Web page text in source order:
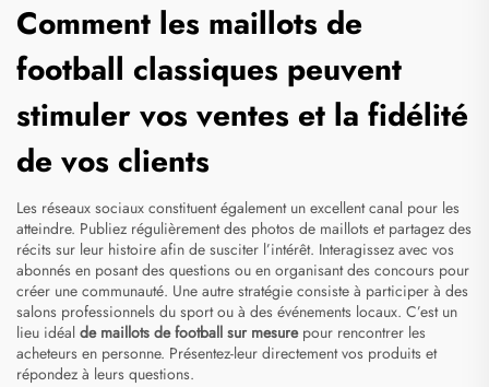
Comment les maillots de
football classiques peuvent
stimuler vos ventes et la fidélité
de vos clients
Les réseaux sociaux constituent également un excellent canal pour les
atteindre. Publiez régulièrement des photos de maillots et partagez des
récits sur leur histoire afin de susciter l’intérêt. Interagissez avec vos
abonnés en posant des questions ou en organisant des concours pour
créer une communauté. Une autre stratégie consiste à participer à des
salons professionnels du sport ou à des événements locaux. C’est un
lieu idéal de maillots de football sur mesure pour rencontrer les
acheteurs en personne. Présentez-leur directement vos produits et
répondez à leurs questions.